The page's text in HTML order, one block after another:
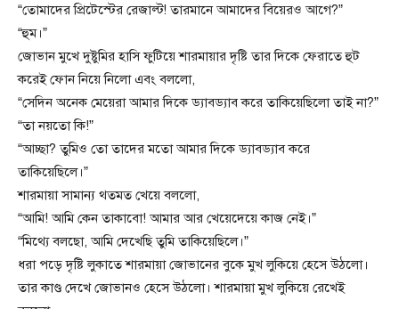
“তোমাদের প্রিটেস্টের রেজাল্ট! তারমানে আমাদের বিয়েরও আগে?”
“হুম।”
জোভান মুখে দুষ্টুমির হাসি ফুটিয়ে শারমায়ার দৃষ্টি তার দিকে ফেরাতে হুট
করেই ফোন নিয়ে নিলো এবং বললো,
“সেদিন অনেক মেয়েরা আমার দিকে ড্যাবড্যাব করে তাকিয়েছিলো তাই না?”
“তা নয়তো কি!”
“আচ্ছা? তুমিও তো তাদের মতো আমার দিকে ড্যাবড্যাব করে
তাকিয়েছিলে।”
শারমায়া সামান্য থতমত খেয়ে বললো,
“আমি! আমি কেন তাকাবো! আমার আর খেয়েদেয়ে কাজ নেই।”
“মিথ্যে বলছো, আমি দেখেছি তুমি তাকিয়েছিলে।”
ধরা পড়ে দৃষ্টি লুকাতে শারমায়া জোভানের বুকে মুখ লুকিয়ে হেসে উঠলো।
তার কাণ্ড দেখে জোভানও হেসে উঠলো। শারমায়া মুখ লুকিয়ে রেখেই